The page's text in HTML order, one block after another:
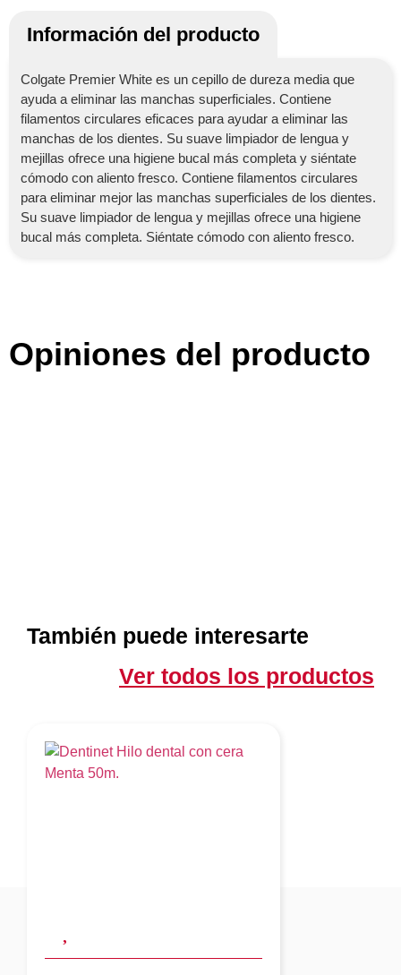
Información del producto
Colgate Premier White es un cepillo de dureza media que
ayuda a eliminar las manchas superficiales. Contiene
filamentos circulares eficaces para ayudar a eliminar las
manchas de los dientes. Su suave limpiador de lengua y
mejillas ofrece una higiene bucal más completa y siéntate
cómodo con aliento fresco. Contiene filamentos circulares
para eliminar mejor las manchas superficiales de los dientes.
Su suave limpiador de lengua y mejillas ofrece una higiene
bucal más completa. Siéntate cómodo con aliento fresco.
Opiniones del producto
También puede interesarte
Ver todos los productos